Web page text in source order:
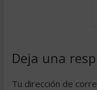
Deja una
Tu dirección de